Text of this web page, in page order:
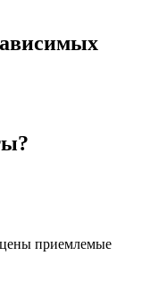
цены приемлемые